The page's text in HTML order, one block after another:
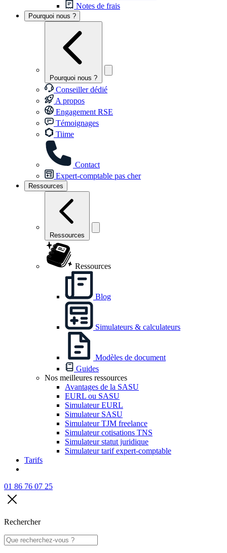
Notes de frais
Pourquoi nous ?
Pourquoi nous ?
Conseiller dédié
A propos
Engagement RSE
Témoignages
Tiime
Contact
Expert-comptable pas cher
Ressources
Ressources
Ressources
Blog
Simulateurs & calculateurs
Modèles de document
Guides
Nos meilleures ressources
Avantages de la SASU
EURL ou SASU
Simulateur EURL
Simulateur SASU
Simulateur TJM freelance
Simulateur cotisations TNS
Simulateur statut juridique
Simulateur tarif expert-comptable
Tarifs
01 86 76 07 25
Rechercher